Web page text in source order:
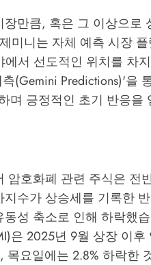
만큼, 혹은 그 이상으로
미니는 자체 예측 시장
서 선도적인 위치를 차
(Gemini Predictions)'을
며 긍정적인 초기 반응을
호화폐 관련 주식은 전
수가 상승세를 기록한
성 축소로 인해 하락했
은 2025년 9월 상장 이후
요일에는 2.8% 하락한